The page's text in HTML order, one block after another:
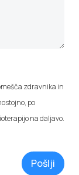
zdravnika in
po
na daljavo.
Pošlji